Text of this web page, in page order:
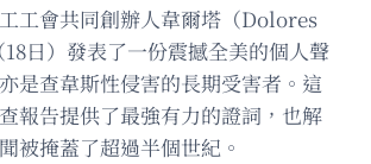
工會共同創辦人韋爾塔（Dolores
日）發表了一份震撼全美的個人聲
是查韋斯性侵害的長期受害者。這
報告提供了最強有力的證詞，也解
被掩蓋了超過半個世紀。